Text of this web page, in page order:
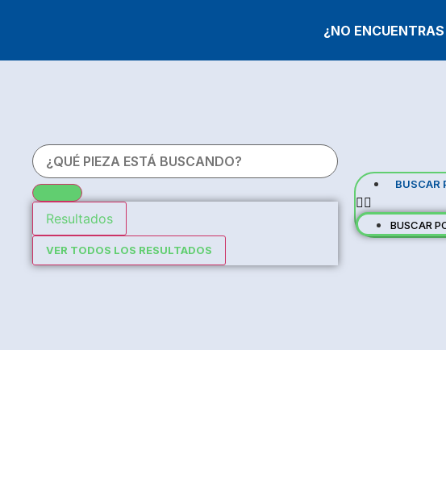
¿NO
Resultados
VER TODOS LOS RESULTADOS
BUSCAR
BUSCAR